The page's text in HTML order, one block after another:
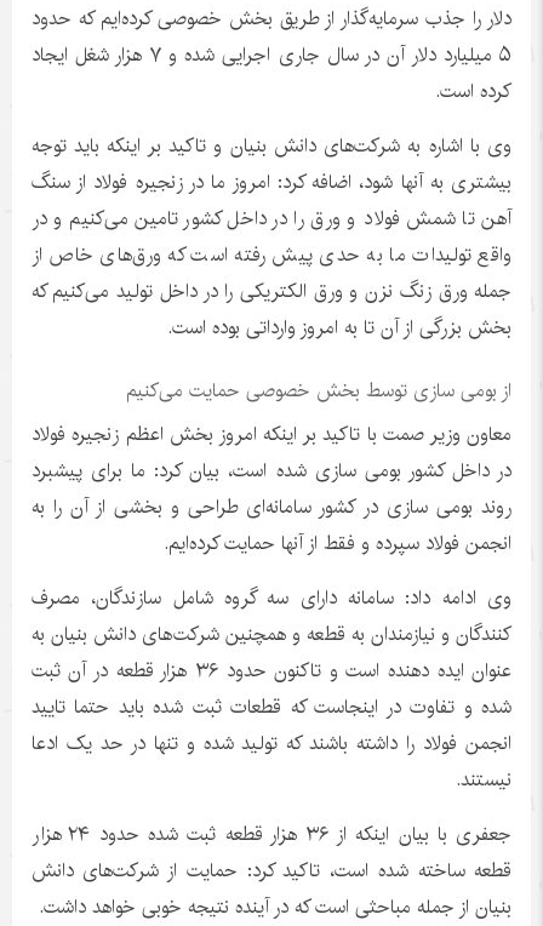
دلار را جذب سرمایه‌گذار از طریق بخش خصوصی کرده‌ایم که حدود
۵ میلیارد دلار آن در سال جاری اجرایی شده و ۷ هزار شغل ایجاد
کرده است.
وی با اشاره به شرکت‌های دانش بنیان و تاکید بر اینکه باید توجه
بیشتری به آنها شود، اضافه کرد: امروز ما در زنجیره فولاد از سنگ
آهن تا شمش فولاد و ورق را در داخل کشور تامین می‌کنیم و در
واقع تولیدات ما به حدی پیش رفته است که ورق‌های خاص از
جمله ورق زنگ نزن و ورق الکتریکی را در داخل تولید می‌کنیم که
بخش بزرگی از آن تا به امروز وارداتی بوده است.
از بومی سازی توسط بخش خصوصی حمایت می‌کنیم
معاون وزیر صمت با تاکید بر اینکه امروز بخش اعظم زنجیره فولاد
در داخل کشور بومی سازی شده است، بیان کرد: ما برای پیشبرد
روند بومی سازی در کشور سامانه‌ای طراحی و بخشی از آن را به
انجمن فولاد سپرده و فقط از آنها حمایت کرده‌ایم.
وی ادامه داد: سامانه دارای سه گروه شامل سازندگان، مصرف
کنندگان و نیازمندان به قطعه و همچنین شرکت‌های دانش بنیان به
عنوان ایده دهنده است و تاکنون حدود ۳۶ هزار قطعه در آن ثبت
شده و تفاوت در اینجاست که قطعات ثبت شده باید حتما تایید
انجمن فولاد را داشته باشند که تولید شده و تنها در حد یک ادعا
نیستند.
جعفری با بیان اینکه از ۳۶ هزار قطعه ثبت شده حدود ۲۴ هزار
قطعه ساخته شده است، تاکید کرد: حمایت از شرکت‌های دانش
بنیان از جمله مباحثی است که در آینده نتیجه خوبی خواهد داشت.